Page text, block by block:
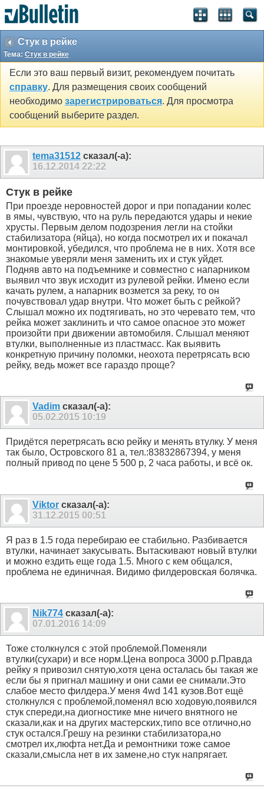
Стук в рейке
Тема: Стук в рейке
Если это ваш первый визит, рекомендуем почитать
справку. Для размещения своих сообщений
необходимо зарегистрироваться. Для просмотра
сообщений выберите раздел.
tema31512 сказал(-а):
16.12.2014 22:22
Стук в рейке
При проезде неровностей дорог и при попадании колес
в ямы, чувствую, что на руль передаются удары и некие
хрусты. Первым делом подозрения легли на стойки
стабилизатора (яйца), но когда посмотрел их и покачал
монтировкой, убедился, что проблема не в них. Хотя все
знакомые уверяли меня заменить их и стук уйдет.
Подняв авто на подъемнике и совместно с напарником
выявил что звук исходит из рулевой рейки. Имено если
качать рулем, а напарник возмется за реку, то он
почувствовал удар внутри. Что может быть с рейкой?
Слышал можно их подтягивать, но это черевато тем, что
рейка может заклинить и что самое опасное это может
произойти при движении автомобиля. Слышал меняют
втулки, выполненные из пластмасс. Как выявить
конкретную причину поломки, неохота перетрясать всю
рейку, ведь может все гараздо проще?
Vadim сказал(-а):
05.02.2015 10:19
Придётся перетрясать всю рейку и менять втулку. У меня
так было, Островского 81 а, тел.:83832867394, у меня
полный привод по цене 5 500 р, 2 часа работы, и всё ок.
Viktor сказал(-а):
31.12.2015 00:51
Я раз в 1.5 года перебираю ее стабильно. Разбивается
втулки, начинает закусывать. Вытаскивают новый втулки
и можно ездить еще года 1.5. Много с кем общался,
проблема не единичная. Видимо филдеровская болячка.
Nik774 сказал(-а):
07.01.2016 14:09
Тоже столкнулся с этой проблемой.Поменяли
втулки(сухари) и все норм.Цена вопроса 3000 р.Правда
рейку я привозил снятую,хотя цена осталась бы такая же
если бы я пригнал машину и они сами ее снимали.Это
слабое место филдера.У меня 4wd 141 кузов.Вот ещё
столкнулся с проблемой,поменял всю ходовую,появился
стук спереди,на диогностике мне ничего внятного не
сказали,как и на других мастерских,типо все отлично,но
стук остался.Грешу на резинки стабилизатора,но
смотрел их,люфта нет.Да и ремонтники тоже самое
сказали,смысла нет в их замене,но стук напрягает.
SEO by vBSEO ©2011, Crawlability, Inc.